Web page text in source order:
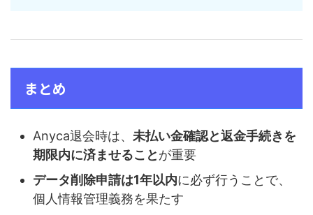
まとめ
Anyca退会時は、 未払い金確認と返金手続きを
期限内に済ませることが重要
データ削除申請は1年以内に必ず行うことで、
個人情報管理義務を果たす